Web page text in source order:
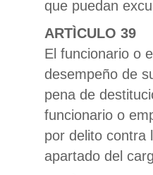
que puedan
ARTÌCULO 39
El funcionario o
desempeño de
pena de
funcionario o
por delito contra
apartado del